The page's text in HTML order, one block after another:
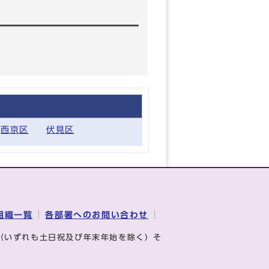
西京区 伏見区
織一覧 各部署へのお問い合わせ
いずれも土日祝及び年末年始を除く）そ